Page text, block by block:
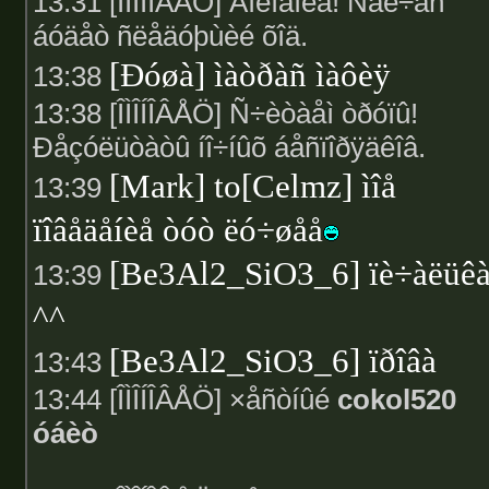
áóäåò ñëåäóþùèé õîä.
13:38 [Ðóøà] ìàòðàñ ìàôèÿ
13:38 [ÎÌÎÍÎÂÅÖ] Ñ÷èòàåì òðóïû!
Ðåçóëüòàòû íî÷íûõ áåñïîðÿäêîâ.
13:39 [Mark] to[Celmz] ìîå
ïîâåäåíèå òóò ëó÷øåå
13:39 [Be3Al2_SiO3_6]
^^
13:43 [Be3Al2_SiO3_6] ïðîâà
13:44 [ÎÌÎÍÎÂÅÖ] ×åñòíûé cokol520
óáèò